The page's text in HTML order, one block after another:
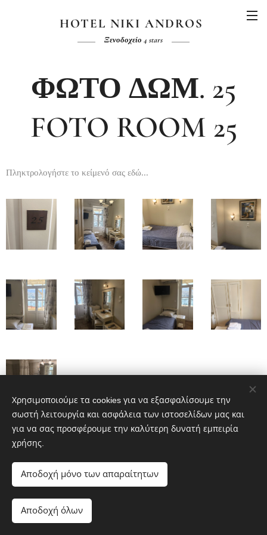
HOTEL NIKI ANDROS
Ξενοδοχείο 4 stars
ΦΩΤΟ ΔΩΜ. 25
FOTO ROOM 25
Πληκτρολογήστε το κείμενό σας εδώ...
Hotel Niki , Chora - Andros 84500 tel. 2282029155
Υλοποιήθηκε από τη
Χρησιμοποιούμε τα cookies για να εξασφαλίσουμε την
σωστή λειτουργία και ασφάλεια των ιστοσελίδων μας και
για να σας προσφέρουμε την καλύτερη δυνατή εμπειρία
χρήσης.
Αποδοχή μόνο των απαραίτητων
Αποδοχή όλων